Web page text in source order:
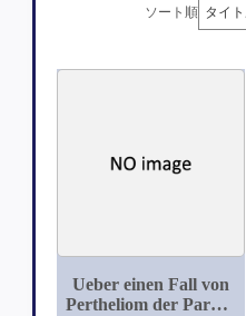
ソート順
Ueber einen Fall von
Pertheliom der Parotis